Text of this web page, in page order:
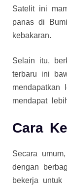
Satelit ini
panas di
kebakaran.
Selain itu,
terbaru ini
mendapatkan
mendapat
Cara
Secara
dengan
bekerja untuk